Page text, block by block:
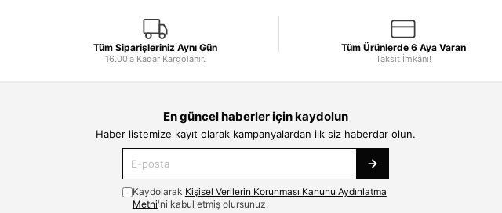
Tüm Siparişleriniz Aynı Gün
16.00'a Kadar Kargolanır.
Tüm Ürünlerde 6 Aya Varan
Taksit İmkânı!
En güncel haberler için kaydolun
Haber listemize kayıt olarak kampanyalardan ilk siz haberdar olun.
Kaydolarak Kişisel Verilerin Korunması Kanunu Aydınlatma
Metni'ni kabul etmiş olursunuz.